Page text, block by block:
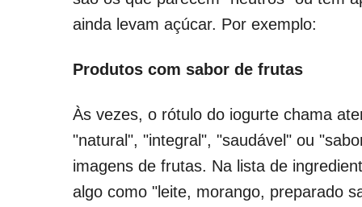
ainda levam açúcar. Por exemplo:
Produtos com sabor de frutas
Às vezes, o rótulo do iogurte chama
"natural", "integral", "saudável" ou
imagens de frutas. Na lista de
algo como "leite, morango, preparado